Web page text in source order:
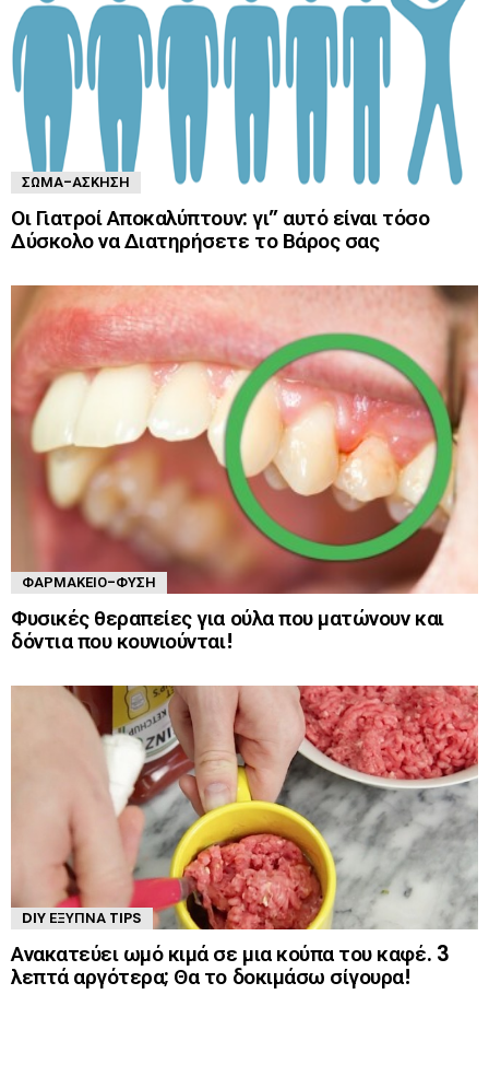
ΣΏΜΑ-ΆΣΚΗΣΗ
Οι Γιατροί Αποκαλύπτουν: γι” αυτό είναι τόσο
Δύσκολο να Διατηρήσετε το Βάρος σας
ΦΑΡΜΑΚΕΊΟ-ΦΎΣΗ
Φυσικές θεραπείες για ούλα που ματώνουν και
δόντια που κουνιούνται!
DIY ΈΞΥΠΝΑ TIPS
Ανακατεύει ωμό κιμά σε μια κούπα του καφέ. 3
λεπτά αργότερα; Θα το δοκιμάσω σίγουρα!